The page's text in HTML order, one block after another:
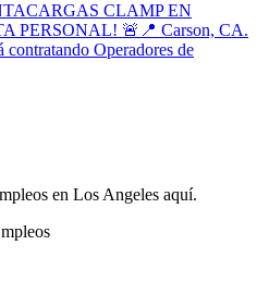
CLAMP EN
PERSONAL! 🚨📍 Carson, CA.
contratando Operadores de
en Los Angeles aquí.